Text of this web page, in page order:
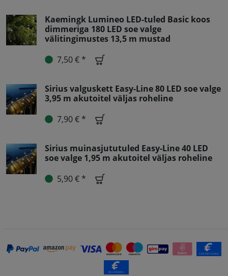
Kaemingk Lumineo LED-tuled Basic koos
dimmeriga 180 LED soe valge
välitingimustes 13,5 m mustad
7,50 € *
Sirius valguskett Easy-Line 80 LED soe valge
3,95 m akutoitel väljas roheline
7,90 € *
Sirius muinasjututuled Easy-Line 40 LED
soe valge 1,95 m akutoitel väljas roheline
5,90 € *